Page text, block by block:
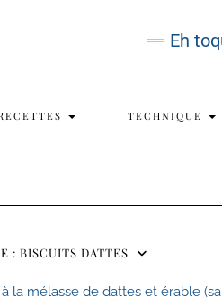
Eh
TECHNIQUE
: BISCUITS DATTES